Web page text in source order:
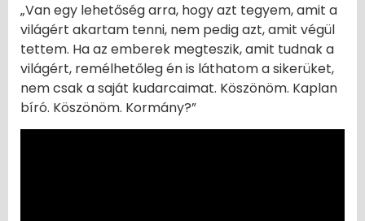
„Van egy lehetőség arra, hogy azt tegyem, amit a
világért akartam tenni, nem pedig azt, amit végül
tettem. Ha az emberek megteszik, amit tudnak a
világért, remélhetőleg én is láthatom a sikerüket,
nem csak a saját kudarcaimat. Köszönöm. Kaplan
bíró. Köszönöm. Kormány?”